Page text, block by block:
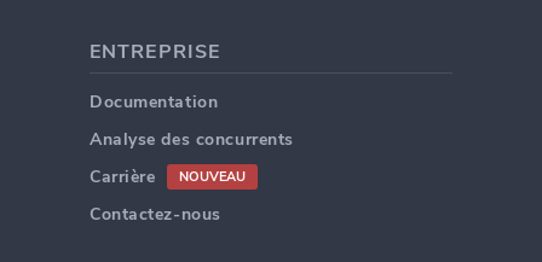
ENTREPRISE
Documentation
Analyse des concurrents
Carrière
NOUVEAU
Contactez-nous